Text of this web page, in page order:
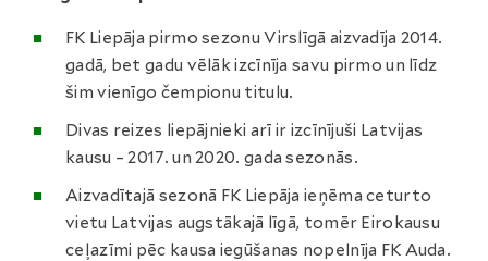
FK Liepāja pirmo sezonu Virslīgā aizvadīja 2014.
gadā, bet gadu vēlāk izcīnīja savu pirmo un līdz
šim vienīgo čempionu titulu.
Divas reizes liepājnieki arī ir izcīnījuši Latvijas
kausu – 2017. un 2020. gada sezonās.
Aizvadītajā sezonā FK Liepāja ieņēma ceturto
vietu Latvijas augstākajā līgā, tomēr Eirokausu
ceļazīmi pēc kausa iegūšanas nopelnīja FK Auda.